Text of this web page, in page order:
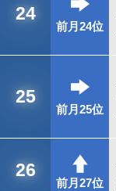
24
前月24位
25
前月25位
26
前月27位